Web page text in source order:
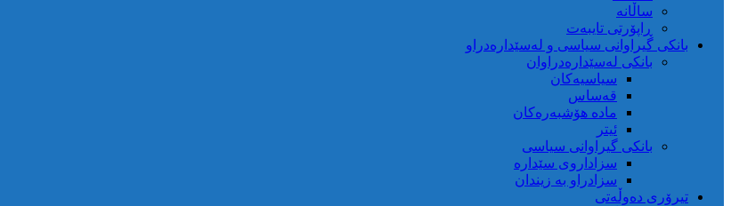
ساڵانە
ڕاپۆرتی تایبەت
بانکی گیراوانی سیاسی و لەسێدارەدراو
بانکی لەسێدارەدراوان
سیاسیەکان
قەساس
مادە هۆشبەرەکان
ئیتر
بانکی گیراوانی سیاسی
سزاداروی سێدارە
سزادراو بە زیندان
تیرۆری دەوڵەتی